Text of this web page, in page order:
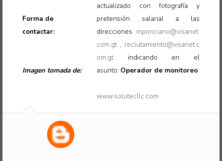
Forma de
contactar:
Imagen tomada de:
actualizado con fotografía y
pretensión salarial a las
direcciones mponciano@visanet.
com.gt, reclutamiento@visanet.c
om.gtindicando en el
asunto: Operador de monitoreo.
www.solutecllc.com